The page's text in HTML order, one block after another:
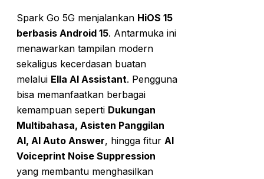
Spark Go 5G menjalankan HiOS 15
berbasis Android 15. Antarmuka ini
menawarkan tampilan modern
sekaligus kecerdasan buatan
melalui Ella AI Assistant. Pengguna
bisa memanfaatkan berbagai
kemampuan seperti Dukungan
Multibahasa, Asisten Panggilan
AI, AI Auto Answer, hingga fitur AI
Voiceprint Noise Suppression
yang membantu menghasilkan